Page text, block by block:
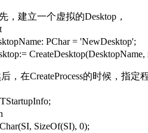
，建立一个虚拟的Desktop，
PChar = 'NewDesktop';
，在CreateProcess的时候，指定
SizeOf(SI), 0);